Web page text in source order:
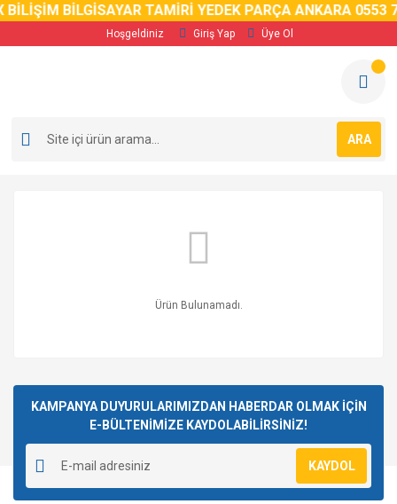
BİLİŞİM BİLGİSAYAR TAMİRİ YEDEK PARÇA ANKARA 0553
Hoşgeldiniz Giriş Yap Üye Ol
ARA
Ürün Bulunamadı.
KAMPANYA DUYURULARIMIZDAN HABERDAR OLMAK İÇİN
E-BÜLTENİMİZE KAYDOLABİLİRSİNİZ!
KAYDOL